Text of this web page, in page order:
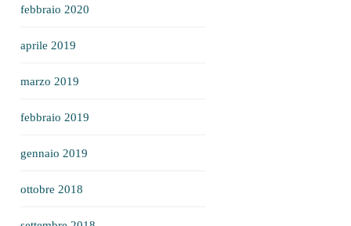
febbraio 2020
aprile 2019
marzo 2019
febbraio 2019
gennaio 2019
ottobre 2018